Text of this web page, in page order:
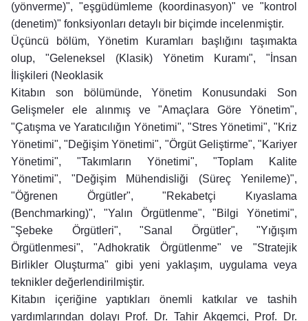
(yönverme)", "eşgüdümleme (koordinasyon)" ve "kontrol
(denetim)" fonksiyonları detaylı bir biçimde incelenmiştir.
Üçüncü bölüm, Yönetim Kuramları başlığını taşımakta
olup, "Geleneksel (Klasik) Yönetim Kuramı", "İnsan
İlişkileri (Neoklasik
Kitabın son bölümünde, Yönetim Konusundaki Son
Gelişmeler ele alınmış ve "Amaçlara Göre Yönetim",
"Çatışma ve Yaratıcılığın Yönetimi", "Stres Yönetimi", "Kriz
Yönetimi", "Değişim Yönetimi", "Örgüt Geliştirme", "Kariyer
Yönetimi", "Takımların Yönetimi", "Toplam Kalite
Yönetimi", "Değişim Mühendisliği (Süreç Yenileme)",
"Öğrenen Örgütler", "Rekabetçi Kıyaslama
(Benchmarking)", "Yalın Örgütlenme", "Bilgi Yönetimi",
"Şebeke Örgütleri", "Sanal Örgütler", "Yığışım
Örgütlenmesi", "Adhokratik Örgütlenme" ve "Stratejik
Birlikler Oluşturma" gibi yeni yaklaşım, uygulama veya
teknikler değerlendirilmiştir.
Kitabın içeriğine yaptıkları önemli katkılar ve tashih
yardımlarından dolayı Prof. Dr. Tahir Akgemci, Prof. Dr.